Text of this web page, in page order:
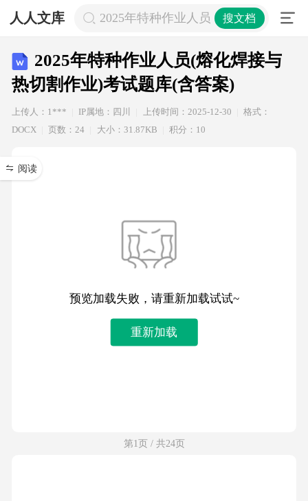
人人文库 2025年特种作业人员(熔化焊接与热
搜文档
2025年特种作业人员(熔化焊接与
热切割作业)考试题库(含答案)
上传人：1*** IP属地：四川 上传时间：2025-12-30
格式：
DOCX
页数：24 大小：31.87KB 积分：10
阅读
预览加载失败，请重新加载试试~
重新加载
第1页 / 共24页